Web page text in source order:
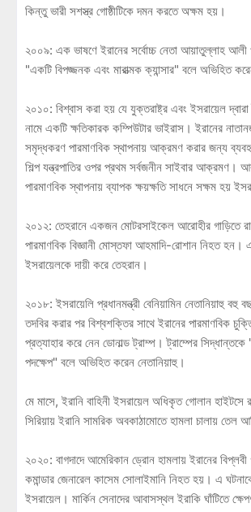
কিন্তু ভারী সশস্ত্র গোষ্ঠীটিকে দমন করতে অক্ষম হয়।
২০০৯: এক ভাষণে ইরানের সর্বোচ্চ নেতা আয়াতুল্লাহ আলী
"একটি বিপজ্জনক এবং মারাত্মক ক্যান্সার" বলে অভিহিত
২০১০: বিশ্বাস করা হয় যে যুক্তরাষ্ট্র এবং ইসরায়েল দ্বারা
নামে একটি ক্ষতিকারক কম্পিউটার ভাইরাস। ইরানের
সমৃদ্ধকরণ পারমাণবিক স্থাপনায় আক্রমণ করার জন্য
শিল্প যন্ত্রপাতির ওপর প্রথম সর্বজনীন সাইবার আক্রমণ।
পারমাণবিক স্থাপনায় ব্যাপক ক্ষয়ক্ষতি সাধনে সক্ষম হয়
২০১২: তেহরানে একজন মোটরসাইকেল আরোহীর গাড়িতে
পারমাণবিক বিজ্ঞানী মোস্তফা আহমাদি-রোশান নিহত
ইসরায়েলকে দায়ী করে তেহরান।
২০১৮: ইসরায়েলি প্রধানমন্ত্রী বেনিয়ামিন নেতানিয়াহু বহু
তদবির করার পর বিশ্বশক্তির সাথে ইরানের পারমাণবিক
প্রত্যাহার করে নেন ডোনাল্ড ট্রাম্প। ট্রাম্পের
পদক্ষেপ" বলে অভিহিত করেন নেতানিয়াহু।
মে মাসে, ইরানি বাহিনী ইসরায়েল অধিকৃত গোলান হাইটসে
সিরিয়ায় ইরানি সামরিক অবকাঠামোতে হামলা চালায় তেল
২০২০: বাগদাদে আমেরিকান ড্রোন হামলায় ইরানের বিপ্লবী
কমান্ডার জেনারেল কাসেম সোলাইমানি নিহত হয়। এ
ইসরায়েল। মার্কিন সেনাদের আবাসস্থল ইরাকি ঘাঁটিতে